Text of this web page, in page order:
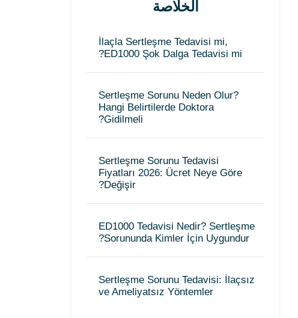
الخلاصة
İlaçla Sertleşme Tedavisi mi,
ED1000 Şok Dalga Tedavisi mi?
Sertleşme Sorunu Neden Olur?
Hangi Belirtilerde Doktora
Gidilmeli?
Sertleşme Sorunu Tedavisi
Fiyatları 2026: Ücret Neye Göre
Değişir?
ED1000 Tedavisi Nedir? Sertleşme
Sorununda Kimler İçin Uygundur?
Sertleşme Sorunu Tedavisi: İlaçsız
ve Ameliyatsız Yöntemler